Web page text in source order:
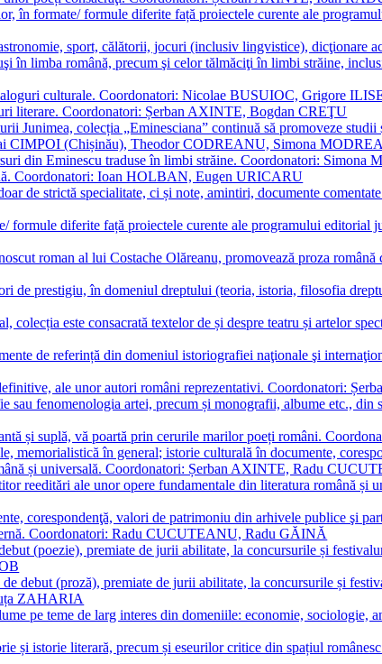
în formate/ formule diferite față proiectele curente ale
sport, călătorii, jocuri (inclusiv lingvistice),
în limba română, precum şi celor tălmăciţi în limbi străine,
culturale. Coordonatori: Nicolae BUSUIOC, Grigore
literare. Coordonatori: Șerban AXINTE, Bogdan CREŢU
Junimea, colecția „Eminesciana” continuă să promoveze
CIMPOI (Chișinău), Theodor CODREANU, Simona
din Eminescu traduse în limbi străine. Coordonatori:
Coordonatori: Ioan HOLBAN, Eugen URICARU
de strictă specialitate, ci și note, amintiri, documente
formule diferite față proiectele curente ale programului
roman al lui Costache Olăreanu, promovează proza
de prestigiu, în domeniul dreptului (teoria, istoria, filosofia
colecția este consacrată textelor de și despre teatru și artelor
de referință din domeniul istoriografiei naţionale şi
ale unor autori români reprezentativi. Coordonatori:
sau fenomenologia artei, precum și monografii, albume etc.,
și suplă, vă poartă prin cerurile marilor poeți români.
memorialistică în general; istorie culturală în documente,
și universală. Coordonatori: Șerban AXINTE, Radu
reeditări ale unor opere fundamentale din literatura română
corespondenţă, valori de patrimoniu din arhivele publice
Coordonatori: Radu CUCUTEANU, Radu GĂINĂ
(poezie), premiate de jurii abilitate, la concursurile și
debut (proză), premiate de jurii abilitate, la concursurile și
ZAHARIA
pe teme de larg interes din domeniile: economie,
și istorie literară, precum și eseurilor critice din spațiul